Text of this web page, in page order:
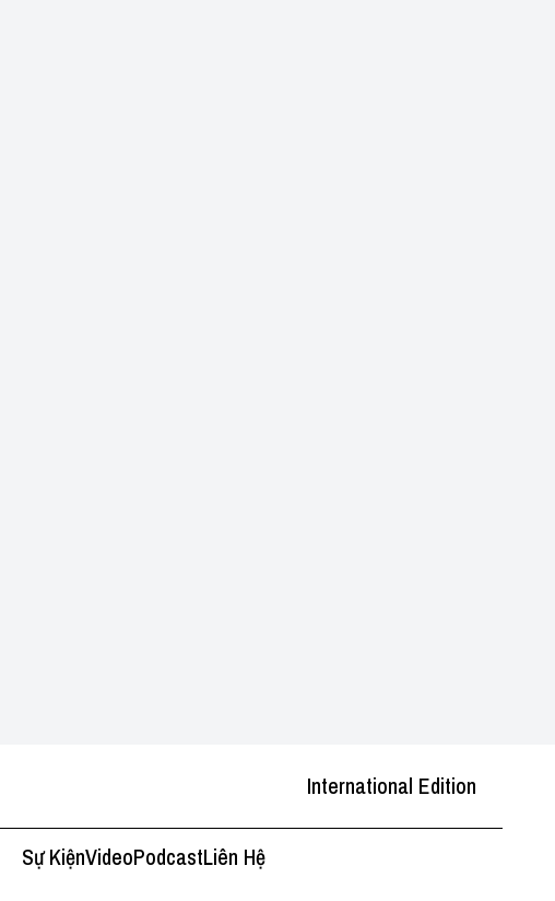
International Edition
Sự KiệnVideoPodcastLiên Hệ